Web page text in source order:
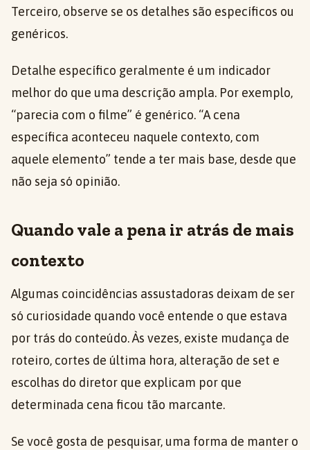
Terceiro, observe se os detalhes são específicos ou
genéricos.
Detalhe específico geralmente é um indicador
melhor do que uma descrição ampla. Por exemplo,
“parecia com o filme” é genérico. “A cena
específica aconteceu naquele contexto, com
aquele elemento” tende a ter mais base, desde que
não seja só opinião.
Quando vale a pena ir atrás de mais
contexto
Algumas coincidências assustadoras deixam de ser
só curiosidade quando você entende o que estava
por trás do conteúdo. Às vezes, existe mudança de
roteiro, cortes de última hora, alteração de set e
escolhas do diretor que explicam por que
determinada cena ficou tão marcante.
Se você gosta de pesquisar, uma forma de manter o